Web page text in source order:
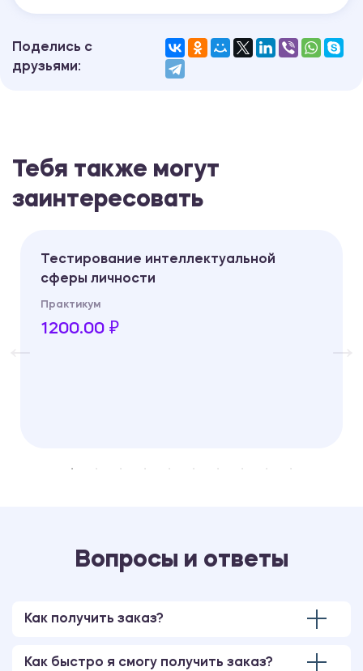
Поделись с
друзьями:
Тебя также могут
заинтересовать
Тестирование интеллектуальной
сферы личности
Практикум
1200.00 ₽
Вопросы и ответы
Как получить заказ?
Как быстро я смогу получить заказ?